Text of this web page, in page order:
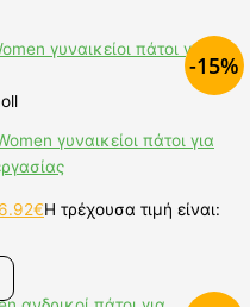
-15%
γυναικείοι πάτοι για
€Η τρέχουσα τιμή είναι: